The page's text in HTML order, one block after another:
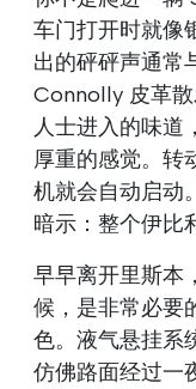
车门打开时就像
出的砰砰声通常
Connolly 皮革
人士进入的味道
厚重的感觉。转
机就会自动启动
暗示：整个伊比
早早离开里斯本
候，是非常必要
色。液气悬挂系
仿佛路面经过一